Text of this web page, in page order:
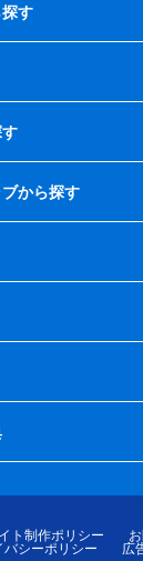
す
から探す
ト制作ポリシー
バシーポリシー
広